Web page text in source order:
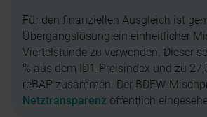
Für den finanziellen Ausgleich ist
Übergangslösung ein einheitlicher
Viertelstunde zu verwenden. Dieser
% aus dem ID1-Preisindex und zu
reBAP zusammen. Der BDEW-
Netztransparenz öffentlich